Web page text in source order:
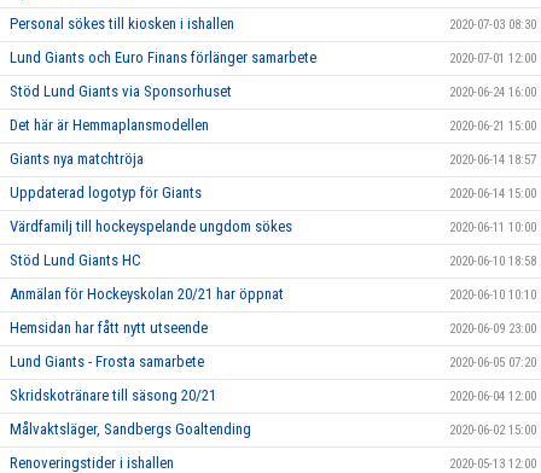
Personal sökes till kiosken i ishallen 2020-07-03 08:30
Lund Giants och Euro Finans förlänger samarbete 2020-07-01 12:00
Stöd Lund Giants via Sponsorhuset 2020-06-24 16:00
Det här är Hemmaplansmodellen 2020-06-21 15:00
Giants nya matchtröja 2020-06-14 18:57
Uppdaterad logotyp för Giants 2020-06-14 15:00
Värdfamilj till hockeyspelande ungdom sökes 2020-06-11 10:00
Stöd Lund Giants HC 2020-06-10 18:58
Anmälan för Hockeyskolan 20/21 har öppnat 2020-06-10 10:10
Hemsidan har fått nytt utseende 2020-06-09 23:00
Lund Giants - Frosta samarbete 2020-06-05 07:20
Skridskotränare till säsong 20/21 2020-06-04 12:00
Målvaktsläger, Sandbergs Goaltending 2020-06-02 15:00
Renoveringstider i ishallen 2020-05-13 12:00